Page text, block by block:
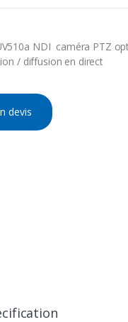
NDI caméra PTZ
/ diffusion en direct
devis